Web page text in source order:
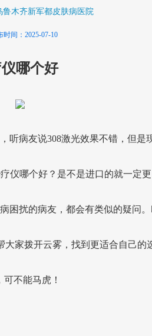
鲁木齐新军都皮肤病医院
时间：2025-07-10
哪个好
听病友说308激光效果不错，但是
仪哪个好？是不是进口的就一定更
困扰的病友，都会有类似的疑问
家拨开云雾，找到更适合自己的
不能马虎！